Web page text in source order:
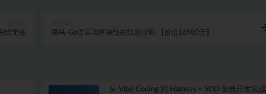
结无秘 黑马-Go语言与区块链在线就业班 【价值16980元】
从 Vibe Coding 到 Harness × SDD 全栈开发实战